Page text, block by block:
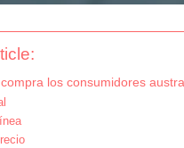
los consumidores